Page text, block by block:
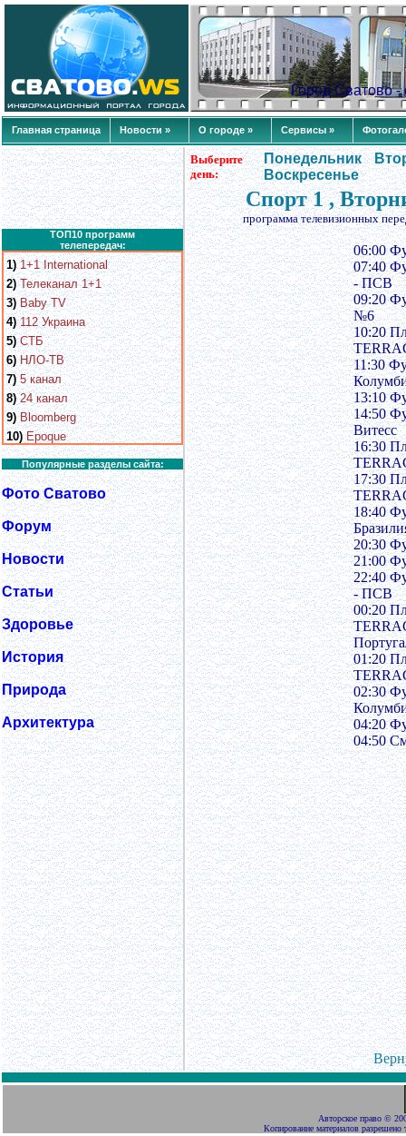
Город Сватово
Главная страница Новости » О городе » Сервисы »
ТОП10 программ
телепередач:
1) 1+1 International
2) Телеканал 1+1
3) Baby TV
4) 112 Украина
5) СТБ
6) НЛО-ТВ
7) 5 канал
8) 24 канал
9) Bloomberg
10) Epoque
Популярные разделы сайта:
Фото Сватово
Форум
Новости
Статьи
Здоровье
История
Природа
Архитектура
Выберите
день:
Понедельник
Воскресенье
Спорт 1 ,
программа телевизионных
06:00
07:40
- ПСВ
09:20
№6
10:20
11:30
13:10
14:50
Витесс
16:30
17:30
18:40
20:30
21:00
22:40
- ПСВ
00:20
01:20
02:30
04:20
04:50
Авторское право ©
Копирование материалов